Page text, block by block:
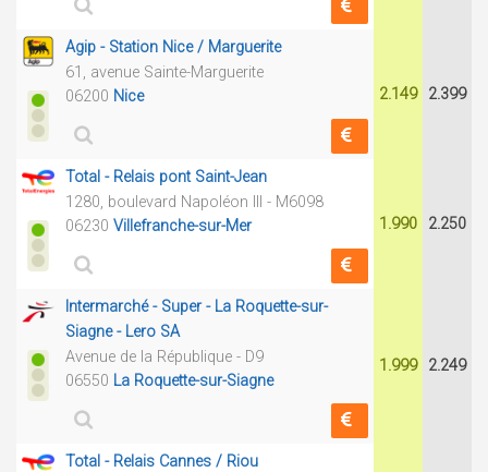
Agip - Station Nice / Marguerite
61, avenue Sainte-Marguerite
06200 Nice 2.149 2.399
Total - Relais pont Saint-Jean
1280, boulevard Napoléon III - M6098
06230 Villefranche-sur-Mer 1.990 2.250
Intermarché - Super - La Roquette-sur-
Siagne - Lero SA
Avenue de la République - D9
06550 La Roquette-sur-Siagne
1.999 2.249
Total - Relais Cannes / Riou